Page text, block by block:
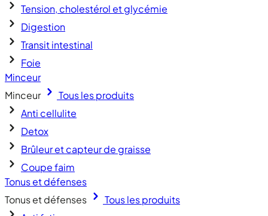
Tension, cholestérol et glycémie
Digestion
Transit intestinal
Foie
Minceur
Minceur
Tous les produits
Anti cellulite
Detox
Brûleur et capteur de graisse
Coupe faim
Tonus et défenses
Tonus et défenses
Tous les produits